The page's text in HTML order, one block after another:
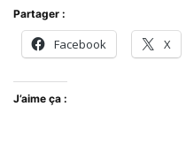
Partager :
Facebook X
J’aime ça :